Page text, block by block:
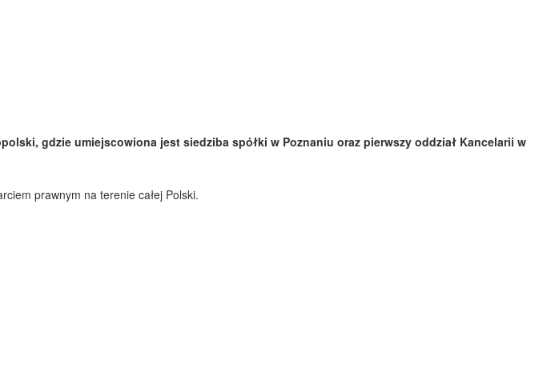
gdzie umiejscowiona jest siedziba spółki w Poznaniu oraz pierwszy oddział Kancelarii w
prawnym na terenie całej Polski.